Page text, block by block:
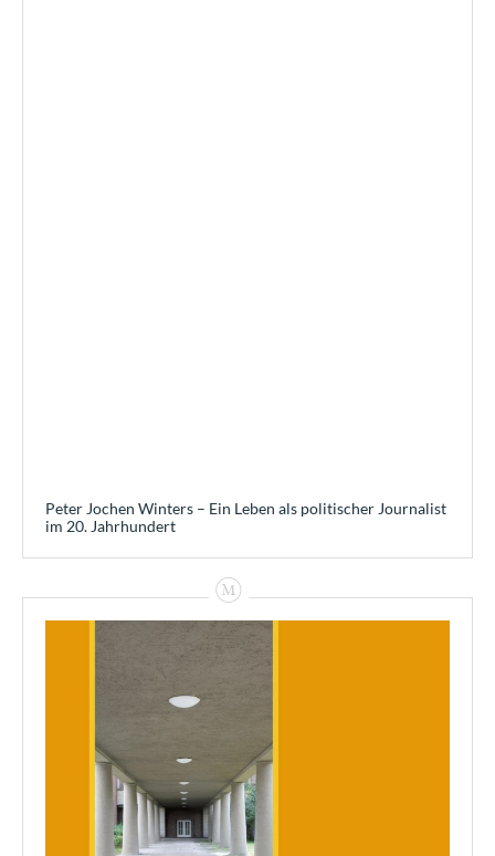
Peter Jochen Winters – Ein Leben als politischer Journalist
im 20. Jahrhundert